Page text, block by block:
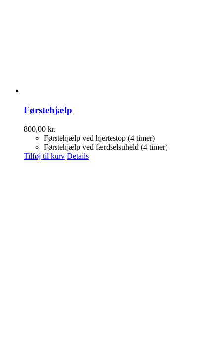
Førstehjælp
800,00 kr.
Førstehjælp ved hjertestop (4 timer)
Førstehjælp ved færdselsuheld (4 timer)
Tilføj til kurv Details